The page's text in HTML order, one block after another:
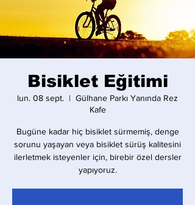
Bisiklet Eğitimi
lun. 08 sept.
  |
Gülhane Parkı Yanında Rez
Kafe
Bugüne kadar hiç bisiklet sürmemiş, denge
sorunu yaşayan veya bisiklet sürüş kalitesini
ilerletmek isteyenler için, birebir özel dersler
yapıyoruz.